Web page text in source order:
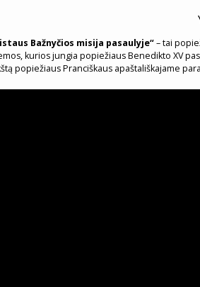
Bažnyčios misija pasaulyje“– tai
kurios jungia popiežiaus Benedikto XV
popiežiaus Pranciškaus apaštališkajame